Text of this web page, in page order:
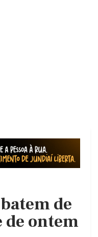
de
ontem